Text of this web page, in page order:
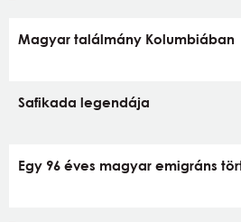
Magyar találmány Kolumbiában
Safikada legendája
Egy 96 éves magyar emigráns